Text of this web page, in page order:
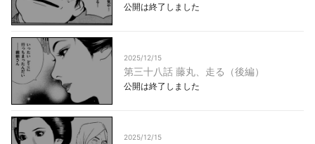
公開は終了しました
2025/12/15
第三十八話 藤丸、走る（後編）
公開は終了しました
2025/12/15